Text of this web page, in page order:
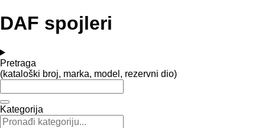
DAF spojleri
Pretraga
(kataloški broj, marka, model, rezervni dio)
Kategorija